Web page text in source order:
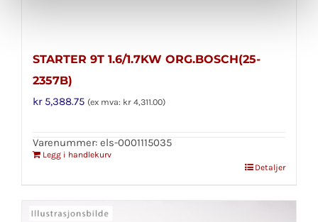
STARTER 9T 1.6/1.7KW ORG.BOSCH(25-
2357B)
kr5,388.75 (ex mva: kr 4,311.00)
Varenummer: els-0001115035
Legg i handlekurv
Detaljer